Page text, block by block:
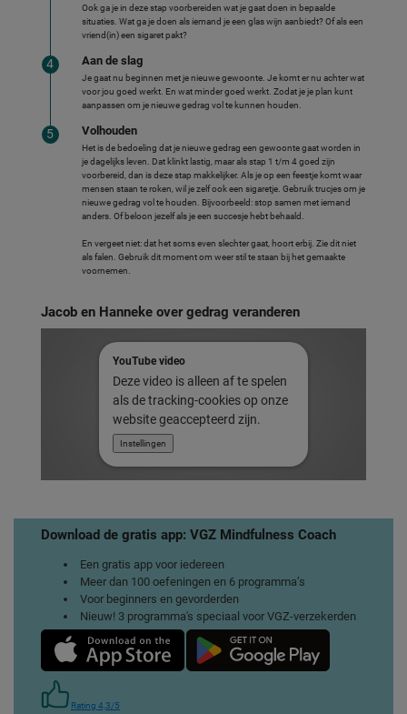
Ook ga je in deze stap voorbereiden wat je gaat doen in bepaalde
situaties. Wat ga je doen als iemand je een glas wijn aanbiedt? Of als een
vriend(in) een sigaret pakt?
Aan de slag
Je gaat nu beginnen met je nieuwe gewoonte. Je komt er nu achter wat
voor jou goed werkt. En wat minder goed werkt. Zodat je je plan kunt
aanpassen om je nieuwe gedrag vol te kunnen houden.
Volhouden
Het is de bedoeling dat je nieuwe gedrag een gewoonte gaat worden in
je dagelijks leven. Dat klinkt lastig, maar als stap 1 t/m 4 goed zijn
voorbereid, dan is deze stap makkelijker. Als je op een feestje komt waar
mensen staan te roken, wil je zelf ook een sigaretje. Gebruik trucjes om je
nieuwe gedrag vol te houden. Bijvoorbeeld: stop samen met iemand
anders. Of beloon jezelf als je een succesje hebt behaald.
En vergeet niet: dat het soms even slechter gaat, hoort erbij. Zie dit niet
als falen. Gebruik dit moment om weer stil te staan bij het gemaakte
voornemen.
Jacob en Hanneke over gedrag veranderen
YouTube video
Deze video is alleen af te spelen
als de tracking-cookies op onze
website geaccepteerd zijn.
Instellingen
Download de gratis app: VGZ Mindfulness Coach
Een gratis app voor iedereen
Meer dan 100 oefeningen en 6 programma’s
Voor beginners en gevorderden
Nieuw! 3 programma's speciaal voor VGZ-verzekerden
Rating 4,3/5